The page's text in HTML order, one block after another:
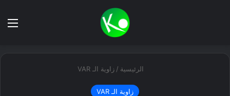
الرئيسية / زاوية الـ VAR
زاوية الـ VAR